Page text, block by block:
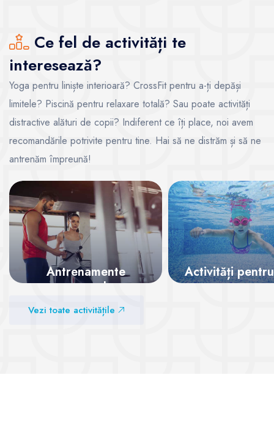
Ce fel de activități te
interesează?
Yoga pentru liniște interioară? CrossFit pentru a-ți depăși
limitele? Piscină pentru relaxare totală? Sau poate activități
distractive alături de copii? Indiferent ce îți place, noi avem
recomandările potrivite pentru tine. Hai să ne distrăm și să ne
antrenăm împreună!
Antrenamente
personale
Activități
Vezi toate activitățile